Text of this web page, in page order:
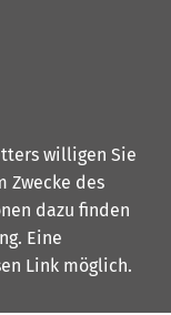
willigen Sie
Zwecke des
dazu finden
. Eine
Link möglich.